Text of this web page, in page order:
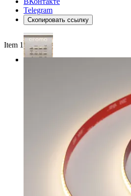
Telegram
Скопировать ссылку
Item 1 of 4